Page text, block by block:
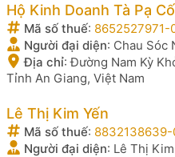
Hộ Kinh Doanh Tà Pạ
Mã số thuế: 8652527971-
Người đại diện: Chau Sóc
Địa chỉ:Đường Nam Kỳ
Tỉnh An Giang, Việt Nam
Lê Thị Kim Yến
Mã số thuế: 8832138639-
Người đại diện: Lê Thị